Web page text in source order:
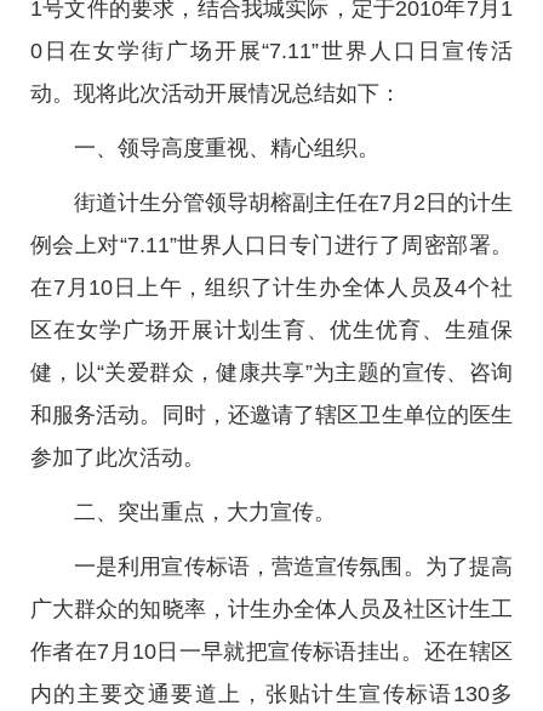
1号文件的要求，结合我城实际，定于2010年7月1
0日在女学街广场开展“7.11”世界人口日宣传活
动。现将此次活动开展情况总结如下：
一、领导高度重视、精心组织。
街道计生分管领导胡榕副主任在7月2日的计生
例会上对“7.11”世界人口日专门进行了周密部署。
在7月10日上午，组织了计生办全体人员及4个社
区在女学广场开展计划生育、优生优育、生殖保
健，以“关爱群众，健康共享”为主题的宣传、咨询
和服务活动。同时，还邀请了辖区卫生单位的医生
参加了此次活动。
二、突出重点，大力宣传。
一是利用宣传标语，营造宣传氛围。为了提高
广大群众的知晓率，计生办全体人员及社区计生工
作者在7月10日一早就把宣传标语挂出。还在辖区
内的主要交通要道上，张贴计生宣传标语130多